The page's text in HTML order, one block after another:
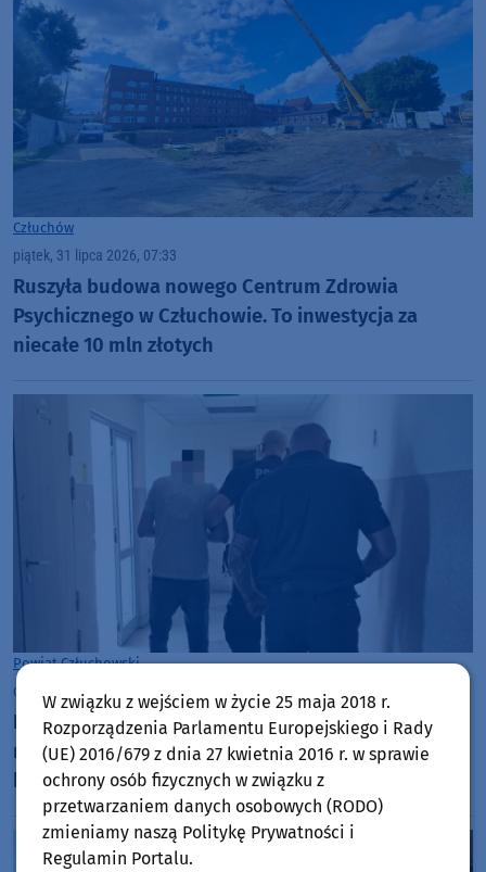
Człuchów
piątek, 31 lipca 2026, 07:33
Ruszyła budowa nowego Centrum Zdrowia
Psychicznego w Człuchowie. To inwestycja za
niecałe 10 mln złotych
Powiat Człuchowski
czwartek, 30 lipca 2026, 13:14
Był poszukiwany do odbycia kary więzienia, wpadł
na człuchowskim rynku. 35-latek jest już za
kratami
W związku z wejściem w życie 25 maja 2018 r.
Rozporządzenia Parlamentu Europejskiego i Rady
(UE) 2016/679 z dnia 27 kwietnia 2016 r. w sprawie
ochrony osób fizycznych w związku z
przetwarzaniem danych osobowych (RODO)
zmieniamy naszą Politykę Prywatności i
Regulamin Portalu.